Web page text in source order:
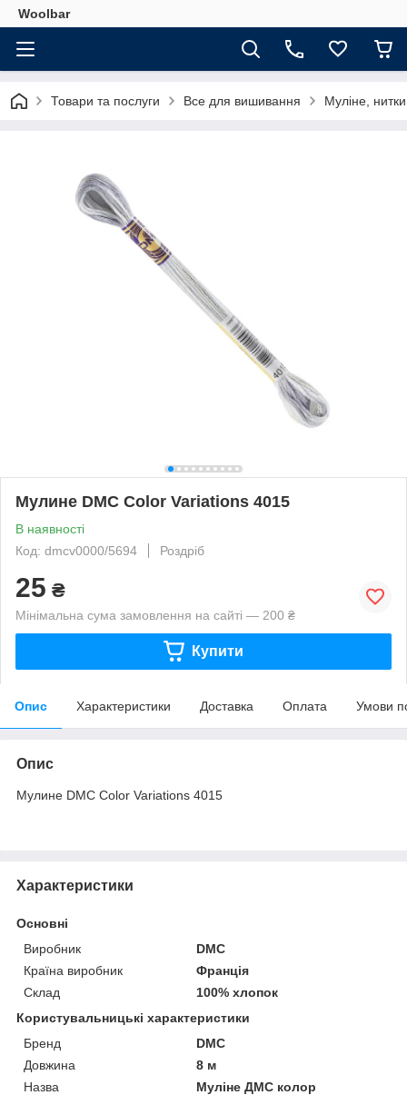
Woolbar
Товари та послуги Все для вишивання Муліне,
Мулине DMC Color Variations 4015
В наявності
Код: dmcv0000/5694
Роздріб
25 ₴
Мінімальна сума замовлення на сайті — 200 ₴
Купити
Опис Характеристики Доставка Оплата Умови
Опис
Мулине DMC Color Variations 4015
Характеристики
Основні
Виробник
DMC
Країна виробник
Франція
Склад
100% хлопок
Користувальницькі характеристики
Бренд
DMC
Довжина
8 м
Назва
Муліне ДМС колор